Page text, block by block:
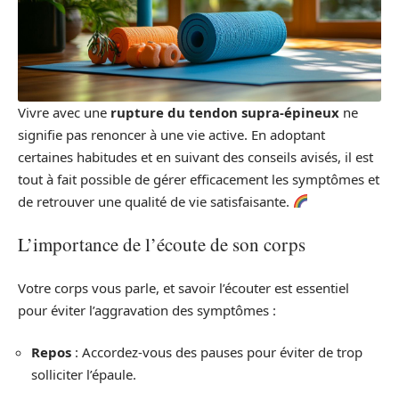
Vivre avec une rupture du tendon supra-épineux ne
signifie pas renoncer à une vie active. En adoptant
certaines habitudes et en suivant des conseils avisés, il est
tout à fait possible de gérer efficacement les symptômes et
de retrouver une qualité de vie satisfaisante.
L’importance de l’écoute de son corps
Votre corps vous parle, et savoir l’écouter est essentiel
pour éviter l’aggravation des symptômes :
Repos : Accordez-vous des pauses pour éviter de trop
solliciter l’épaule.